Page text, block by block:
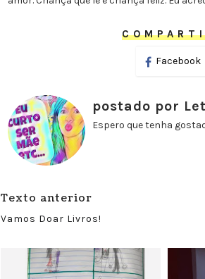
Facebook
postado por
Espero que tenha
Texto anterior
Vamos Doar Livros!